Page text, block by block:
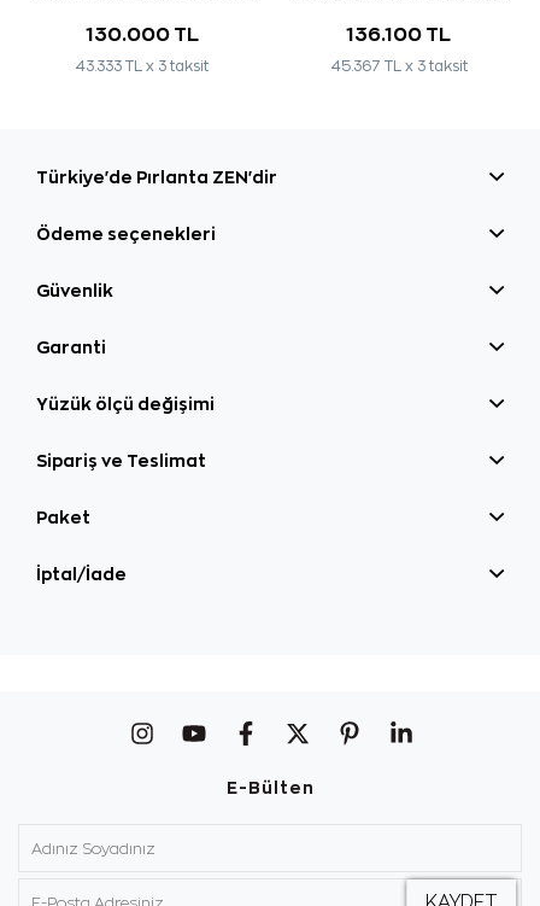
130.000 TL
43.333 TL x 3 taksit
136.100 TL
45.367 TL x 3 taksit
Türkiye'de Pırlanta ZEN'dir
Ödeme seçenekleri
Güvenlik
Garanti
Yüzük ölçü değişimi
Sipariş ve Teslimat
Paket
İptal/İade
E-Bülten